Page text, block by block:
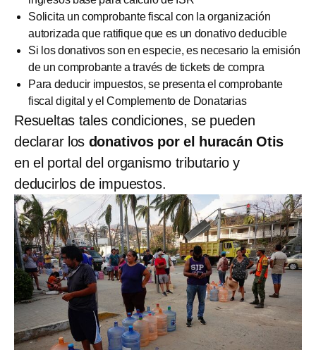
Solicita un comprobante fiscal con la organización
autorizada que ratifique que es un donativo deducible
Si los donativos son en especie, es necesario la emisión
de un comprobante a través de tickets de compra
Para deducir impuestos, se presenta el comprobante
fiscal digital y el Complemento de Donatarias
Resueltas tales condiciones, se pueden
declarar los donativos por el huracán Otis
en el portal del organismo tributario y
deducirlos de impuestos.